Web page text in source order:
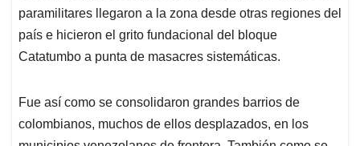
paramilitares llegaron a la zona desde otras regiones del
país e hicieron el grito fundacional del bloque
Catatumbo a punta de masacres sistemáticas.
Fue así como se consolidaron grandes barrios de
colombianos, muchos de ellos desplazados, en los